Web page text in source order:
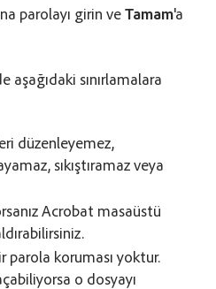
parolayı girin veTamam'a
aşağıdaki sınırlamalara
düzenleyemez,
sıkıştıramaz veya
Acrobat masaüstü
parola koruması yoktur.
o dosyayı